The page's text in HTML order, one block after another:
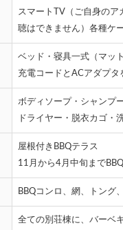
スマートTV（ご自身のア
聴はできません）各種ケ
ベッド・寝具一式（マッ
充電コードとACアダプ
ボディソープ・シャンプ
ドライヤー・脱衣カゴ・
屋根付きBBQテラス
11月から4月中旬まで
BBQコンロ、網、トング
全ての別荘棟に、バーベ